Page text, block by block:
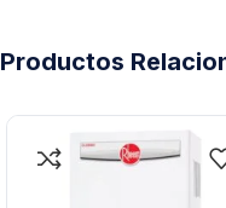
Productos